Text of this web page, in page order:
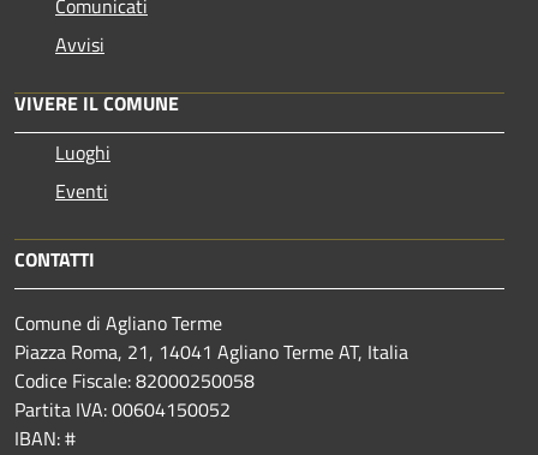
Comunicati
Avvisi
VIVERE IL COMUNE
Luoghi
Eventi
CONTATTI
Comune di Agliano Terme
Piazza Roma, 21, 14041 Agliano Terme AT, Italia
Codice Fiscale: 82000250058
Partita IVA: 00604150052
IBAN: #